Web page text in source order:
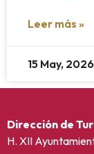
Leer más »
15 May, 2026
Dirección de
H. XII